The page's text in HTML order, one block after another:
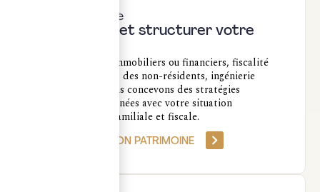
Gestion privée
Développer et structurer votre
Investissements immobiliers ou financiers, fiscalité
des particuliers et des non-résidents, ingénierie
patrimoniale : nous concevons des stratégies
patrimoniales alignées avec votre situation
professionnelle, familiale et fiscale.
STRUCTURER MON PATRIMOINE